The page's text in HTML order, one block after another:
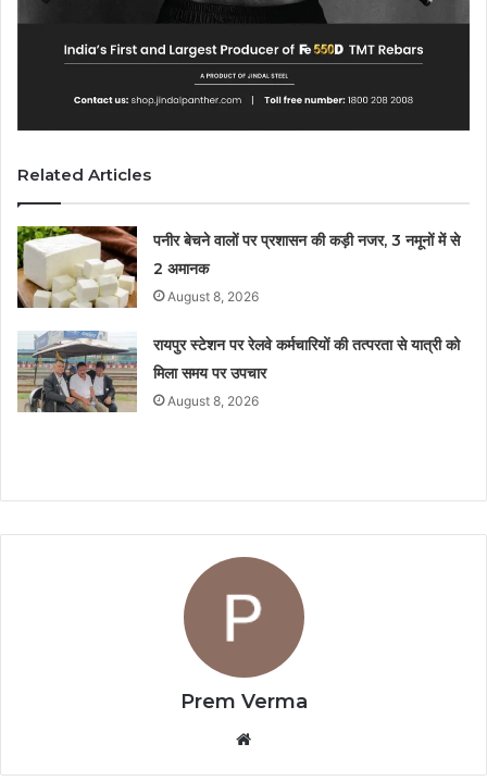
Related Articles
पनीर बेचने वालों पर प्रशासन की कड़ी नजर, 3 नमूनों में से
2 अमानक
August 8, 2026
रायपुर स्टेशन पर रेलवे कर्मचारियों की तत्परता से यात्री को
मिला समय पर उपचार
August 8, 2026
Prem Verma